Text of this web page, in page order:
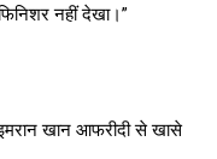
नहीं देखा।”
इमरान खान आफरीदी से खासे